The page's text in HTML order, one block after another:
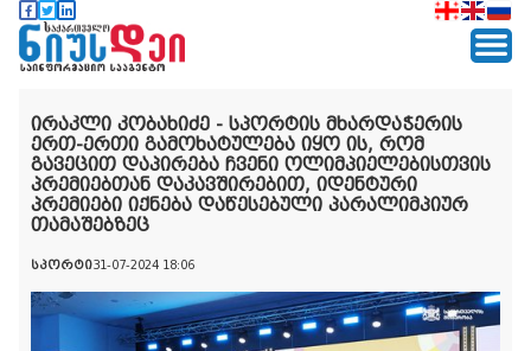
ირაკლი კობახიძე - სპორტის მხარდაჭერის
ერთ-ერთი გამოხატულება იყო ის, რომ
გავეცით დაპირება ჩვენი ოლიმპიელებისთვის
პრემიებთან დაკავშირებით, იდენტური
პრემიები იქნება დაწესებული პარალიმპიურ
თამაშებზეც
სპორტი31-07-2024 18:06